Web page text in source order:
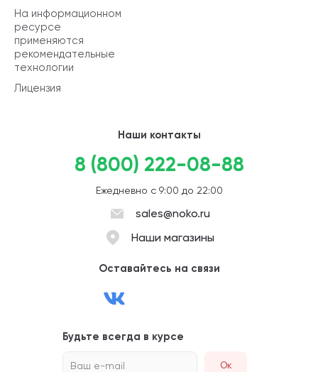
На информационном
ресурсе
применяются
рекомендательные
технологии
Лицензия
Наши контакты
8 (800) 222-08-88
Ежедневно с 9:00 до 22:00
sales@noko.ru
Наши магазины
Оставайтесь на связи
Будьте всегда в курсе
Ваш e-mail